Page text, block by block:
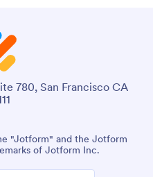
780, San Francisco CA
"Jotform" and the Jotform
of Jotform Inc.